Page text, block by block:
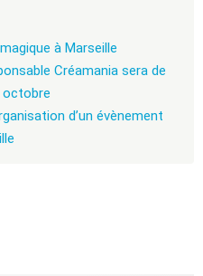
à Marseille
Créamania sera de
octobre
d’un évènement